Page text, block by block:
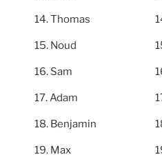
Thomas
Noud
Sam
Adam
Benjamin
Max